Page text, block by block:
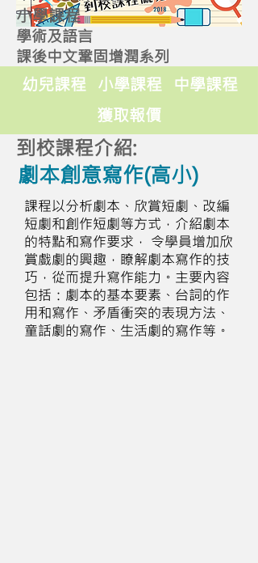
小學課程
學術及語言
課後中文鞏固增潤系列
幼兒課程 小學課程
中學課程
獲取報價
到校課程介紹:
劇本創意寫作(高小)
課程以分析劇本、欣賞短劇、改編
短劇和創作短劇等方式，介紹劇本
的特點和寫作要求， 令學員增加欣
賞戲劇的興趣，瞭解劇本寫作的技
巧，從而提升寫作能力。主要內容
包括：劇本的基本要素、台詞的作
用和寫作、矛盾衝突的表現方法、
童話劇的寫作、生活劇的寫作等。